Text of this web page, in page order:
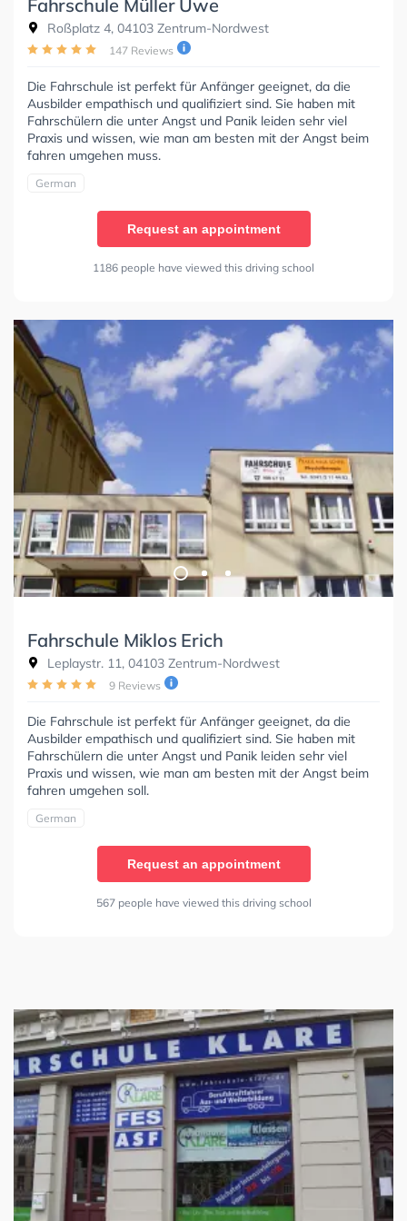
Fahrschule Müller Uwe
Roßplatz 4, 04103 Zentrum-Nordwest
147 Reviews
Die Fahrschule ist perfekt für Anfänger geeignet, da die
Ausbilder empathisch und qualifiziert sind. Sie haben mit
Fahrschülern die unter Angst und Panik leiden sehr viel
Praxis und wissen, wie man am besten mit der Angst beim
fahren umgehen muss.
German
Request an appointment
1186 people have viewed this driving school
Fahrschule Miklos Erich
Leplaystr. 11, 04103 Zentrum-Nordwest
9 Reviews
Die Fahrschule ist perfekt für Anfänger geeignet, da die
Ausbilder empathisch und qualifiziert sind. Sie haben mit
Fahrschülern die unter Angst und Panik leiden sehr viel
Praxis und wissen, wie man am besten mit der Angst beim
fahren umgehen soll.
German
Request an appointment
567 people have viewed this driving school